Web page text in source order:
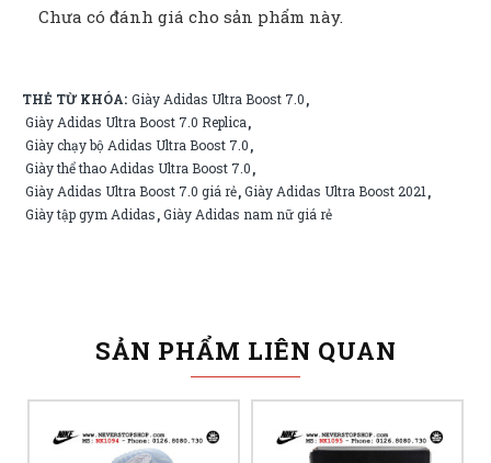
Chưa có đánh giá cho sản phẩm này.
THẺ TỪ KHÓA: Giày Adidas Ultra Boost 7.0,
Giày Adidas Ultra Boost 7.0 Replica,
Giày chạy bộ Adidas Ultra Boost 7.0,
Giày thể thao Adidas Ultra Boost 7.0,
Giày Adidas Ultra Boost 7.0 giá rẻ,Giày Adidas Ultra Boost 2021 ,
Giày tập gym Adidas,Giày Adidas nam nữ giá rẻ
SẢN PHẨM LIÊN QUAN